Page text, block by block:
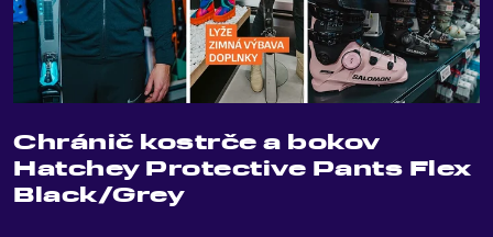
Chránič kostrče a bokov
Hatchey Protective Pants Flex
Black/Grey